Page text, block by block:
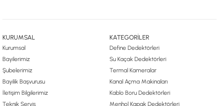
KURUMSAL
Kurumsal
Bayilerimiz
Şubelerimiz
Bayilik Başvurusu
İletişim Bilgilerimiz
Teknik Servis
KATEGORİLER
Define Dedektörleri
Su Kaçak Dedektörleri
Termal Kameralar
Kanal Açma Makinaları
Kablo Boru Dedektörleri
Menhol Kapak Dedektörleri